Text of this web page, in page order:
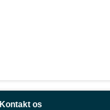
Kontakt os